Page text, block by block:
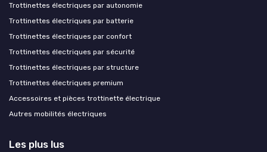
Trottinettes électriques par autonomie
Trottinettes électriques par batterie
Trottinettes électriques par confort
Trottinettes électriques par sécurité
Trottinettes électriques par structure
Trottinettes électriques premium
Accessoires et pièces trottinette électrique
Autres mobilités électriques
Les plus lus